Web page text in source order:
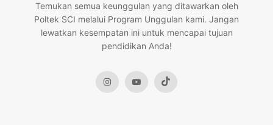
Temukan semua keunggulan yang ditawarkan oleh
Poltek SCI melalui Program Unggulan kami. Jangan
lewatkan kesempatan ini untuk mencapai tujuan
pendidikan Anda!